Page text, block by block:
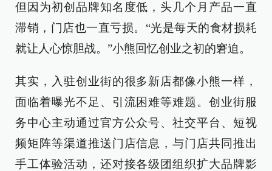
但因为初创品牌知名度低，头几个月产品一直
滞销，门店也一直亏损。“光是每天的食材损耗
就让人心惊胆战。”小熊回忆创业之初的窘迫。
其实，入驻创业街的很多新店都像小熊一样，
面临着曝光不足、引流困难等难题。创业街服
务中心主动通过官方公众号、社交平台、短视
频矩阵等渠道推送门店信息，与门店共同推出
手工体验活动，还对接各级团组织扩大品牌影